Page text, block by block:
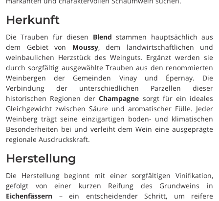
Herkunft
Die Trauben für diesen Blend stammen hauptsächlich aus
dem Gebiet von Moussy, dem landwirtschaftlichen und
weinbaulichen Herzstück des Weinguts. Ergänzt werden sie
durch sorgfältig ausgewählte Trauben aus den renommierten
Weinbergen der Gemeinden Vinay und Épernay. Die
Verbindung der unterschiedlichen Parzellen dieser
historischen Regionen derChampagne sorgt für ein ideales
Gleichgewicht zwischen Säure und aromatischer Fülle. Jeder
Weinberg trägt seine einzigartigen boden- und klimatischen
Besonderheiten bei und verleiht dem Wein eine ausgeprägte
regionale Ausdruckskraft.
Herstellung
Die Herstellung beginnt mit einer sorgfältigen Vinifikation,
gefolgt von einer kurzen Reifung des Grundweins in
Eichenfässern – ein entscheidender Schritt, um reifere